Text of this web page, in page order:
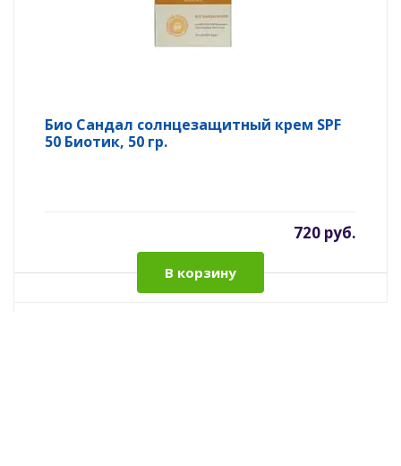
Био Сандал солнцезащитный крем SPF
50 Биотик, 50 гр.
720 руб.
В корзину